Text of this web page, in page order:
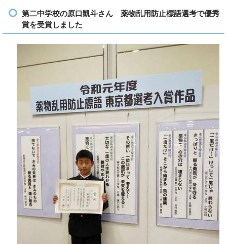
第二中学校の原口凱斗さん 薬物乱用防止標語選考で優秀
賞を受賞しました